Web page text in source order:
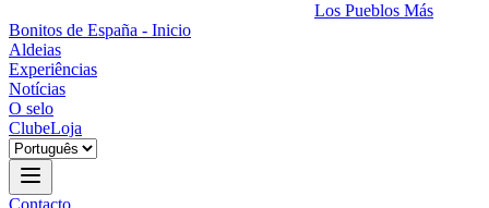
Los Pueblos Más
Bonitos de España - Inicio
Aldeias
Experiências
Notícias
O selo
ClubeLoja
Contacto